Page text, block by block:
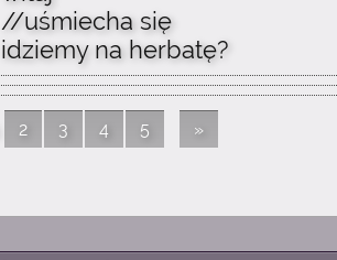
//uśmiecha się
idziemy na herbatę?
2 3 4 5 »